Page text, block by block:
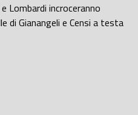
Lombardi incroceranno
di Gianangeli e Censi a testa